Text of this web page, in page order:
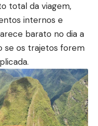
total da viagem,
internos e
barato no dia a
se os trajetos forem